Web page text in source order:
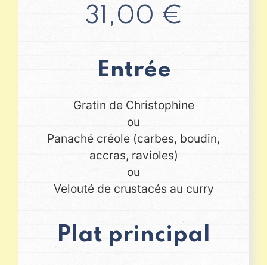
31,00 €
Entrée
Gratin de Christophine
ou
Panaché créole (carbes, boudin,
accras, ravioles)
ou
Velouté de crustacés au curry
Plat principal